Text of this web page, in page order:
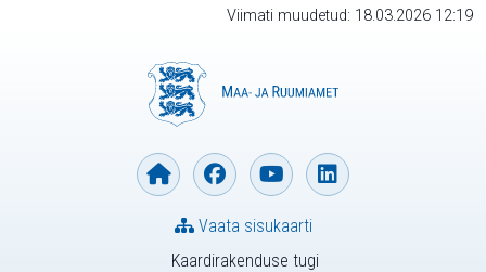
Viimati muudetud: 18.03.2026 12:19
Kaardirakenduse tugi
Vaata sisukaarti